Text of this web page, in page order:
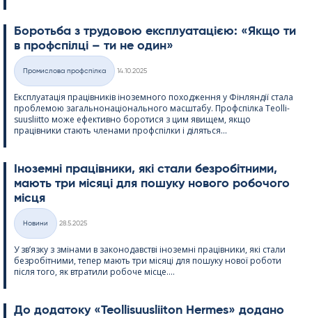
Боротьба з трудовою експлуатацією: «Якщо ти
в профспілці – ти не один»
Категорії
Промислова профспілка
14.10.2025
Експлуатація працівників іноземного походження у Фінляндії стала
проблемою загальнонаціонального масштабу. Профспілка Teol­li­
suus­liitto може ефективно боротися з цим явищем, якщо
працівники стають членами профспілки і діляться...
Іноземні працівники, які стали безробітними,
мають три місяці для пошуку нового робочого
місця
Категорії
Новини
28.5.2025
У зв’язку з змінами в законодавстві іноземні працівники, які стали
безробітними, тепер мають три місяці для пошуку нової роботи
після того, як втратили робоче місце....
До додатоку «Teol­li­suus­lii­ton Her­mes» додано